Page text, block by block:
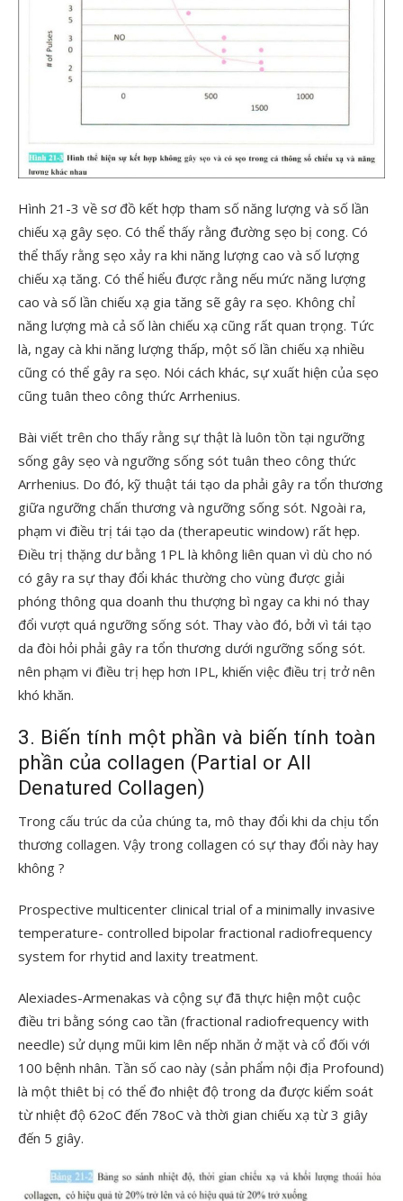
Hình 21-3 về sơ đồ kết hợp tham số năng lượng và số lần
chiếu xạ gây sẹo. Có thể thấy rằng đường sẹo bị cong. Có
thể thấy rằng sẹo xảy ra khi năng lượng cao và số lượng
chiếu xạ tăng. Có thể hiểu được rằng nếu mức năng lượng
cao và số lần chiếu xạ gia tăng sẽ gây ra sẹo. Không chỉ
năng lượng mà cả số làn chiếu xạ cũng rất quan trọng. Tức
là, ngay cà khi năng lượng thấp, một số lần chiếu xạ nhiều
cũng có thể gây ra sẹo. Nói cách khác, sự xuất hiện của sẹo
cũng tuân theo công thức Arrhenius.
Bài viết trên cho thấy rằng sự thật là luôn tồn tại ngưỡng
sống gây sẹo và ngưỡng sống sót tuân theo công thức
Arrhenius. Do đó, kỹ thuật tái tạo da phải gây ra tổn thương
giữa ngưỡng chấn thương và ngưỡng sống sót. Ngoài ra,
phạm vi điều trị tái tạo da (therapeutic window) rất hẹp.
Điều trị thặng dư bằng 1PL là không liên quan vì dù cho nó
có gây ra sự thay đổi khác thường cho vùng được giải
phóng thông qua doanh thu thượng bì ngay ca khi nó thay
đổi vượt quá ngưỡng sống sót. Thay vào đó, bởi vì tái tạo
da đòi hỏi phải gây ra tổn thương dưới ngưỡng sống sót.
nên phạm vi điều trị hẹp hơn IPL, khiến việc điều trị trở nên
khó khăn.
3. Biến tính một phần và biến tính toàn
phần của collagen (Partial or All
Denatured Collagen)
Trong cấu trúc da của chúng ta, mô thay đổi khi da chịu tổn
thương collagen. Vậy trong collagen có sự thay đổi này hay
không ?
Prospective multicenter clinical trial of a minimally invasive
temperature- controlled bipolar fractional radiofrequency
system for rhytid and laxity treatment.
Alexiades-Armenakas và cộng sự đã thực hiện một cuộc
điều tri bằng sóng cao tần (fractional radiofrequency with
needle) sử dụng mũi kim lên nếp nhăn ở mặt và cổ đối với
100 bệnh nhân. Tần số cao này (sản phẩm nội địa Profound)
là một thiêt bị có thể đo nhiệt độ trong da được kiểm soát
từ nhiệt độ 62oC đến 78oC và thời gian chiếu xạ từ 3 giây
đến 5 giây.